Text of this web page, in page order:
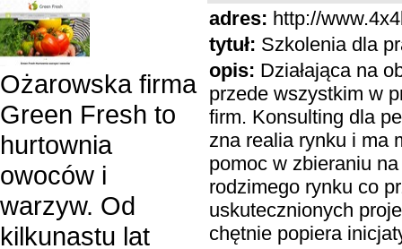
adres: http://
tytuł: Szkolenia dla
opis: Działająca na
przede wszystkim w
firm. Konsulting dla
zna realia rynku i ma
pomoc w zbieraniu
rodzimego rynku co
uskutecznionych
chętnie popiera
Ożarowska firma
Green Fresh to
hurtownia
owoców i
warzyw. Od
kilkunastu lat